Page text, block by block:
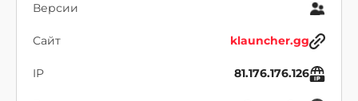
Версии
Сайт klauncher.gg
IP 81.176.176.126